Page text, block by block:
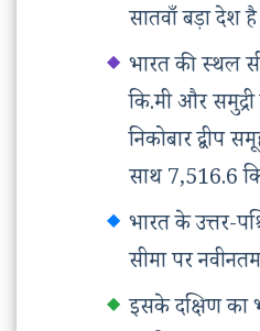
सातवाँ बड़ा देश
भारत की स्थल
कि.मी और
निकोबार द्वीप
साथ 7,516.6
भारत के उत्तर-
सीमा पर
इसके दक्षिण का